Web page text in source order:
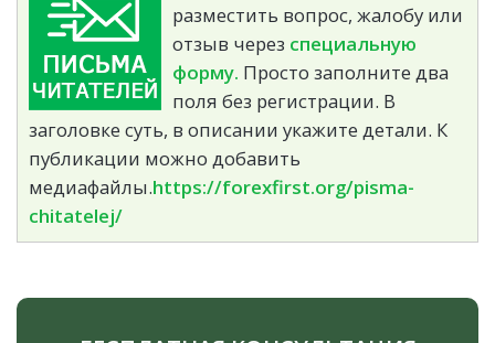
разместить вопрос, жалобу или
отзыв через специальную
форму. Просто заполните два
поля без регистрации. В
заголовке суть, в описании укажите детали. К
публикации можно добавить
медиафайлы.https://forexfirst.org/pisma-
chitatelej/